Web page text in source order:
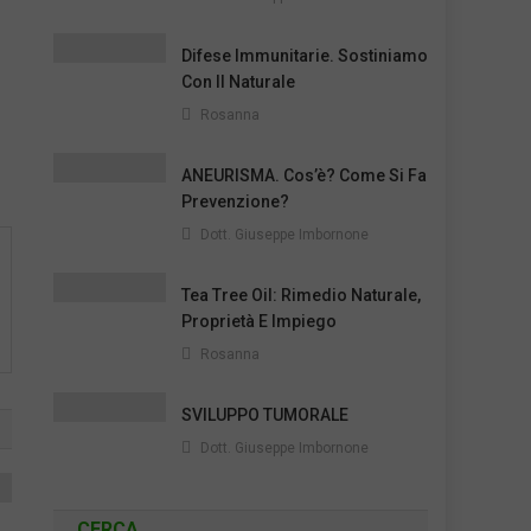
Difese Immunitarie. Sostiniamo
Con Il Naturale
Rosanna
ANEURISMA. Cos’è? Come Si Fa
Prevenzione?
Dott. Giuseppe Imbornone
Tea Tree Oil: Rimedio Naturale,
Proprietà E Impiego
Rosanna
SVILUPPO TUMORALE
Dott. Giuseppe Imbornone